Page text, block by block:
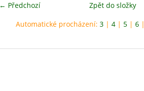
← Předchozí
Zpět do složky
Automatické procházení: 3| 4| 5| 6|